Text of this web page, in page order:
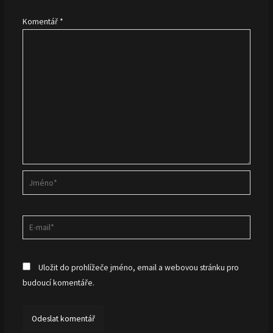
Komentář *
Jméno*
mail*
Uložit do prohlížeče jméno, email a webovou stránku pro
budoucí komentáře.